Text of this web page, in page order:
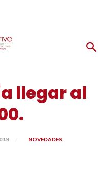
llegar al
NOVEDADES